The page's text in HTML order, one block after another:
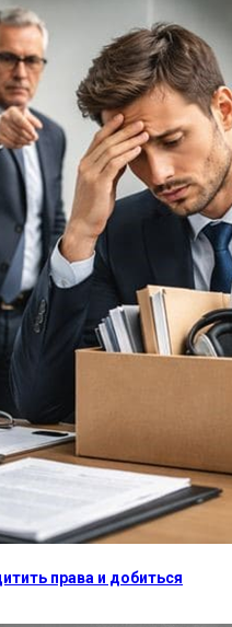
права и добиться